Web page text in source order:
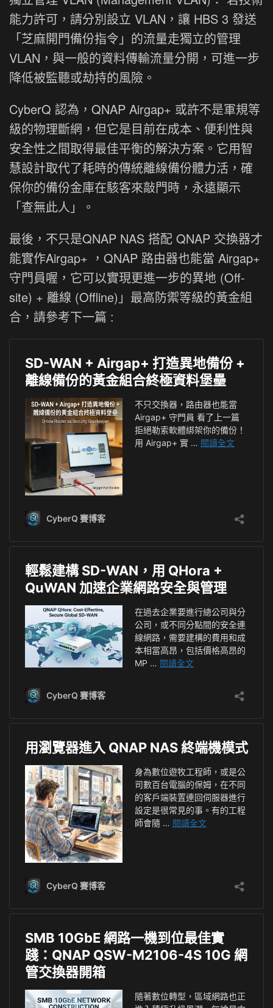
能力許可，請分別設立 VLAN，讓 HBS 3 發送
「芝麻開門備份指令」的流量走獨立的管理
VLAN，與一般的資料傳輸流量分開，可進一步
降低被監聽或劫持的風險。
CyberQ 認為，QNAP Airgap+ 或許不是軍規等
級的物理斷網，但它是目前在成本、便利性與
安全性之間取得最佳平衡的解決方案。它用智
慧設計取代了耗時的傳統離線備份體力活，確
保你的備份金庫在駭客來敲門時，永遠顯示
「查無此人」。
最後，不只是QNAP NAS 搭配 QNAP 交換器才
能實作Airgap+ ，QNAP 路由器也能當 Airgap+
守門員喔，它可以實現更進一步的異地 (Off-
site) + 離線 (Offline)」最高防禦等級的黃金組
合，請參考下一篇 :